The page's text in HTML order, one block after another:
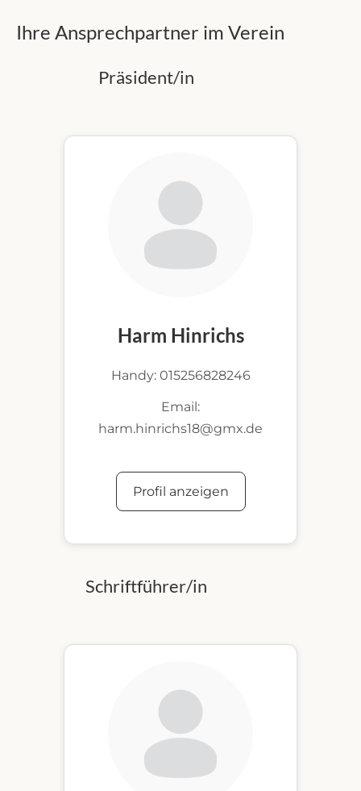
Ihre Ansprechpartner im Verein
Präsident/in
Harm Hinrichs
Handy: 015256828246
Email:
harm.hinrichs18@gmx.de
Profil anzeigen
Schriftführer/in